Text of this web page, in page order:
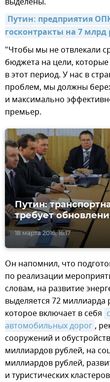
Путин: предприятия
госконтракты на 7 млрд
"Чтобы мы не отвлекали
бюджета на цели,
в этот период. У нас в
проблем, мы должны
и максимально
премьер.
18 марта 2016, 16:17
Путин:
требует
Он напомнил, что
по реализации
словам, на развитие
выделяется 72 миллиарда
которое включает в себя
автомобильных дорог ,
сооружений и
миллиардов рублей, на
миллиардов рублей,
и туристических